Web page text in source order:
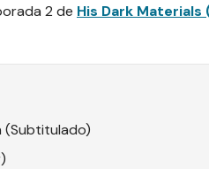
2 de His Dark
(Subtitulado)